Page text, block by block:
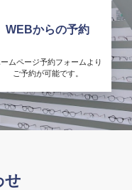
WEBからの予約
ムページ予約フォームより
ご予約が可能です。
せ